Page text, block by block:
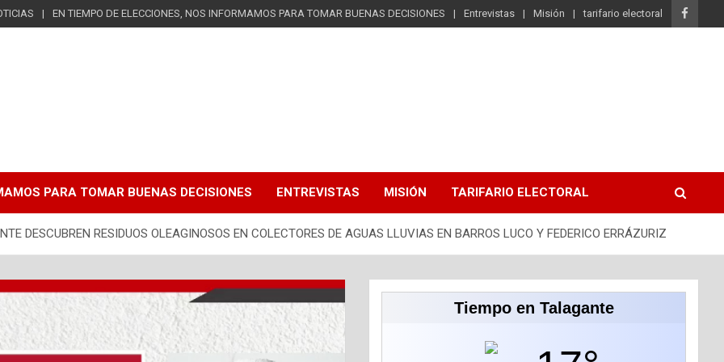
EN TIEMPO DE ELECCIONES, NOS INFORMAMOS PARA TOMAR BUENAS DECISIONES Entrevistas Misión tarifario electoral
PARA TOMAR BUENAS DECISIONES ENTREVISTAS MISIÓN TARIFARIO ELECTORAL
DESCUBREN RESIDUOS OLEAGINOSOS EN COLECTORES DE AGUAS LLUVIAS EN BARROS LUCO Y FEDERICO ERRÁZURIZ
Tiempo en Talagante